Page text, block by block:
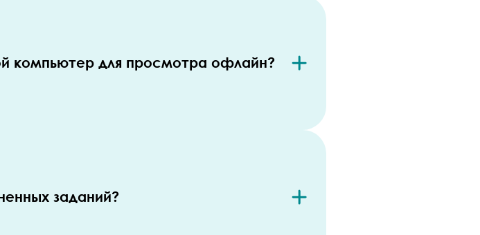
компьютер для просмотра офлайн?
заданий?